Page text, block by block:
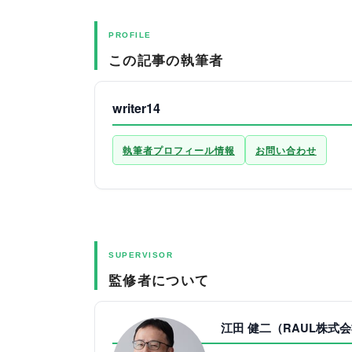
PROFILE
この記事の執筆者
writer14
執筆者プロフィール情報 お問い合わせ
SUPERVISOR
監修者について
江田 健二（RAUL株式会